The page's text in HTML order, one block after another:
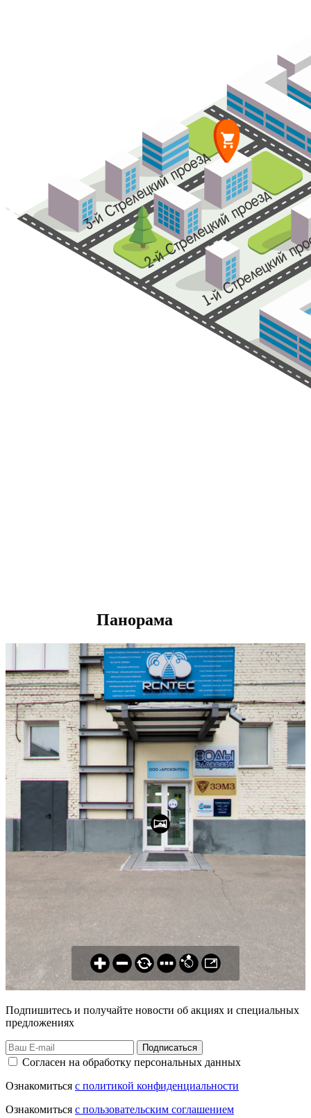
Панорама
Подпишитесь и получайте новости об акциях и специальных
предложениях
Подписаться
Согласен на обработку персональных данных
Ознакомиться с политикой конфиденциальности
Ознакомиться с пользовательским соглашением